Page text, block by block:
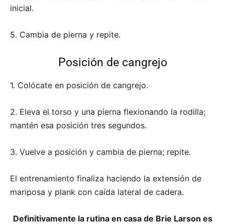
inicial.
5. Cambia de pierna y repite.
Posición de cangrejo
1. Colócate en posición de cangrejo.
2. Eleva el torso y una pierna flexionando la rodilla;
mantén esa posición tres segundos.
3. Vuelve a posición y cambia de pierna; repite.
El entrenamiento finaliza haciendo la extensión de
mariposa y plank con caída lateral de cadera.
Definitivamente la rutina en casa de Brie Larson es